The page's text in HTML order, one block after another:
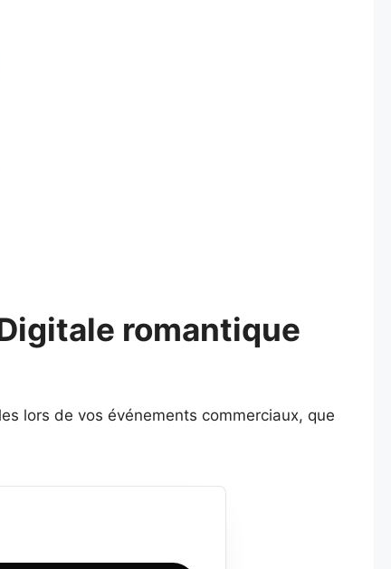
romantique
lors de vos événements commerciaux, que